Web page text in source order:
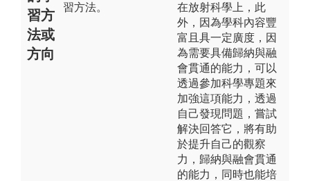
習方
法或
方向
習方法。
在放射科學上，此
外，因為學科內容豐
富且具一定廣度，因
為需要具備歸納與融
會貫通的能力，可以
透過參加科學專題來
加強這項能力，透過
自己發現問題，嘗試
解決回答它，將有助
於提升自己的觀察
力，歸納與融會貫通
的能力，同時也能培